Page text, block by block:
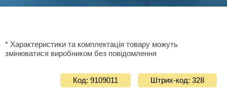
* Характеристики та комплектація товару можуть
змінюватися виробником без повідомлення
Код: 9109011 Штрих-код: 328